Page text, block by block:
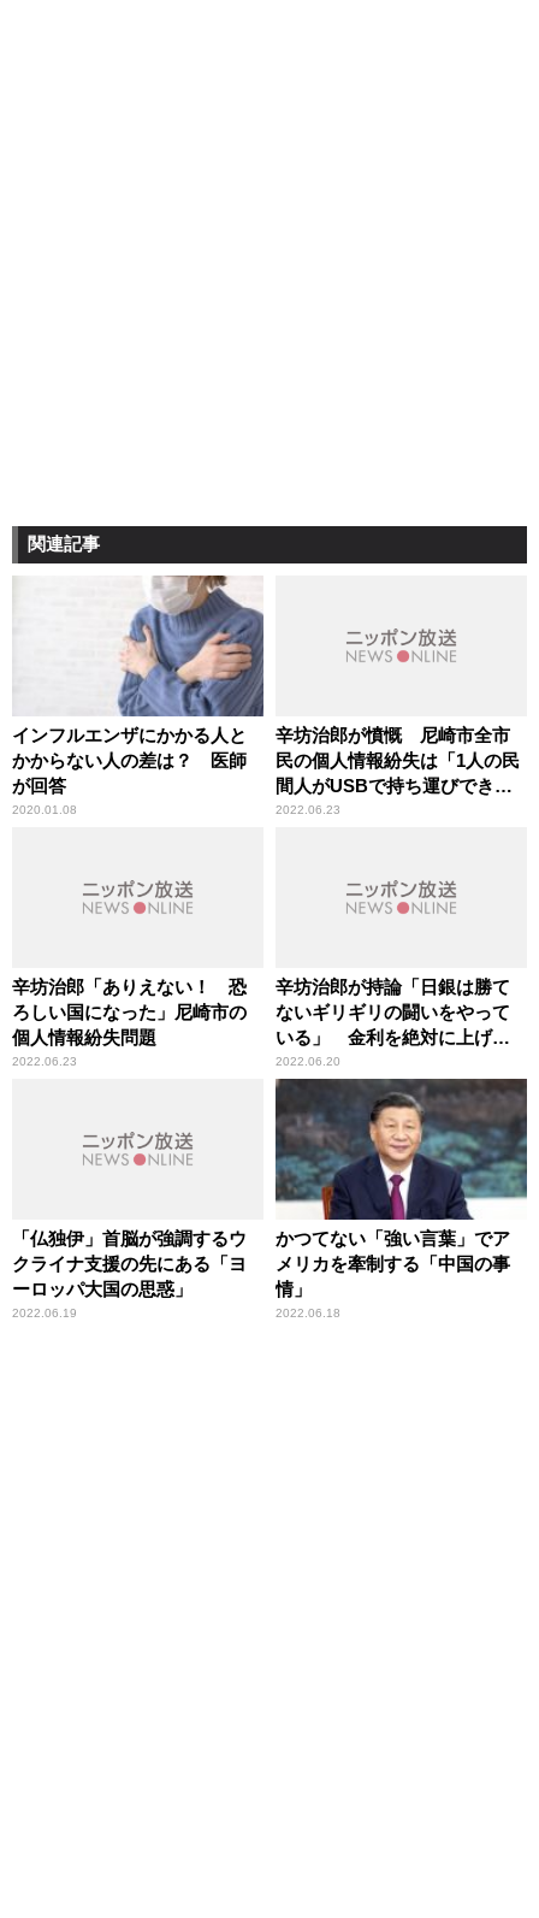
関連記事
インフルエンザにかかる人と
かからない人の差は？ 医師
が回答
2020.01.08
辛坊治郎が憤慨 尼崎市全市
民の個人情報紛失は「1人の民
間人がUSBで持ち運びできる
システム自体がおかしい」
2022.06.23
辛坊治郎「ありえない！ 恐
ろしい国になった」尼崎市の
個人情報紛失問題
2022.06.23
辛坊治郎が持論「日銀は勝て
ないギリギリの闘いをやって
いる」 金利を絶対に上げら
れないわけ
2022.06.20
「仏独伊」首脳が強調するウ
クライナ支援の先にある「ヨ
ーロッパ大国の思惑」
2022.06.19
かつてない「強い言葉」でア
メリカを牽制する「中国の事
情」
2022.06.18